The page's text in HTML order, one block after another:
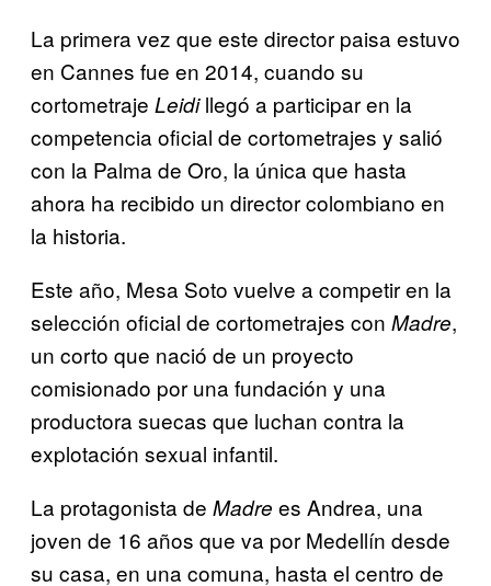
La primera vez que este director paisa estuvo
en Cannes fue en 2014, cuando su
cortometraje Leidillegó a participar en la
competencia oficial de cortometrajes y salió
con la Palma de Oro, la única que hasta
ahora ha recibido un director colombiano en
la historia.
Este año, Mesa Soto vuelve a competir en la
selección oficial de cortometrajes con Madre,
un corto que nació de un proyecto
comisionado por una fundación y una
productora suecas que luchan contra la
explotación sexual infantil.
La protagonista de Madre es Andrea, una
joven de 16 años que va por Medellín desde
su casa, en una comuna, hasta el centro de